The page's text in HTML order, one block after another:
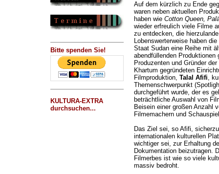
Bitte spenden Sie!
KULTURA-EXTRA
durchsuchen...
Auf dem kürzlich zu Ende
waren neben aktuellen
haben wie Cotton Queen,
wieder erfreulich viele Filme
zu entdecken, die
Lobenswerterweise haben
Staat Sudan eine Reihe mit
abendfüllenden
Produzenten und Gründer
Khartum gegründeten
Filmproduktion, Talal Afifi,
Themenschwerpunkt
durchgeführt wurde, der es
beträchtliche Auswahl von
Beisein einer großen Anzahl
Filmemachern und
Das Ziel sei, so Afifi,
internationalen kulturellen
wichtiger sei, zur Erhaltung
Dokumentation beizutragen.
Filmerbes ist wie so viele
massiv bedroht.